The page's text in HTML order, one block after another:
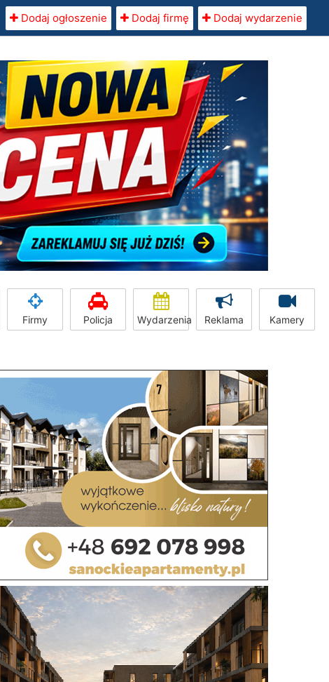
Dodaj ogłoszenie Dodaj firmę Dodaj wydarzenie
Firmy Policja Wydarzenia Reklama Kamery